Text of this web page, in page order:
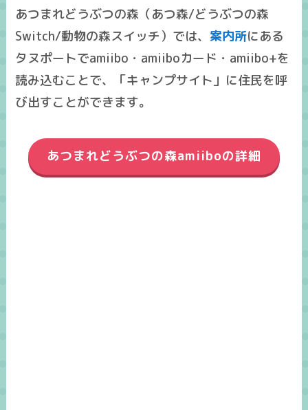
あつまれどうぶつの森（あつ森/どうぶつの森
Switch/動物の森スイッチ）では、 案内所にある
タヌポートでamiibo・amiiboカード・amiibo+を
読み込むことで、「キャンプサイト」に住民を呼
び出すことができます。
あつまれどうぶつの森amiiboの詳細